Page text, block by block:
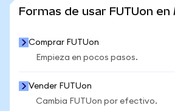
Formas de usar FUTUon en
Comprar FUTUon
Empieza en pocos pasos.
Vender FUTUon
Cambia FUTUon por efectivo.